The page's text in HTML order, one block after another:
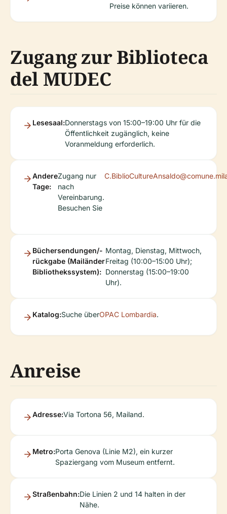
Preise können variieren.
Zugang zur Biblioteca
del MUDEC
Lesesaal:Donnerstags von 15:00–19:00 Uhr für die
Öffentlichkeit zugänglich, keine
Voranmeldung erforderlich.
Andere
Tage:
Zugang nur
nach
Vereinbarung.
Besuchen Sie
Büchersendungen/-
rückgabe (Mailänder
Bibliothekssystem):
Montag, Dienstag, Mittwoch,
Freitag (10:00–15:00 Uhr);
Donnerstag (15:00–19:00
Uhr).
Katalog:Suche überOPAC Lombardia.
Anreise
Adresse:Via Tortona 56, Mailand.
Metro:Porta Genova (Linie M2), ein kurzer
Spaziergang vom Museum entfernt.
Straßenbahn:Die Linien 2 und 14 halten in der
Nähe.